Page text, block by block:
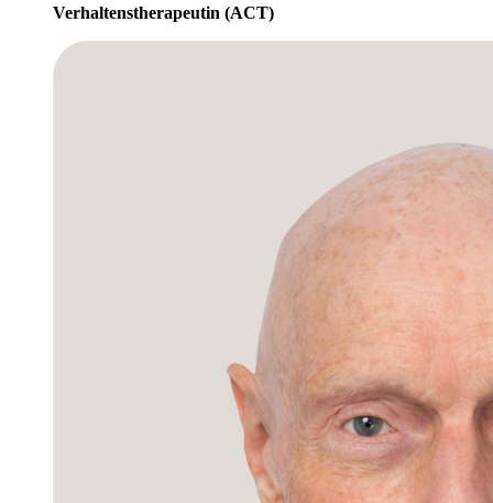
Verhaltenstherapeutin (ACT)